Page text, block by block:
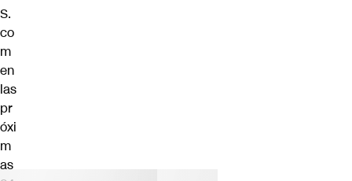
S.
co
m
en
las
pr
óxi
m
as